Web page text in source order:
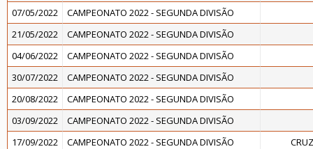
07/05/2022
CAMPEONATO 2022 - SEGUNDA DIVISÃO
21/05/2022
CAMPEONATO 2022 - SEGUNDA DIVISÃO
04/06/2022
CAMPEONATO 2022 - SEGUNDA DIVISÃO
30/07/2022
CAMPEONATO 2022 - SEGUNDA DIVISÃO
20/08/2022
CAMPEONATO 2022 - SEGUNDA DIVISÃO
03/09/2022
CAMPEONATO 2022 - SEGUNDA DIVISÃO
17/09/2022
CAMPEONATO 2022 - SEGUNDA DIVISÃO